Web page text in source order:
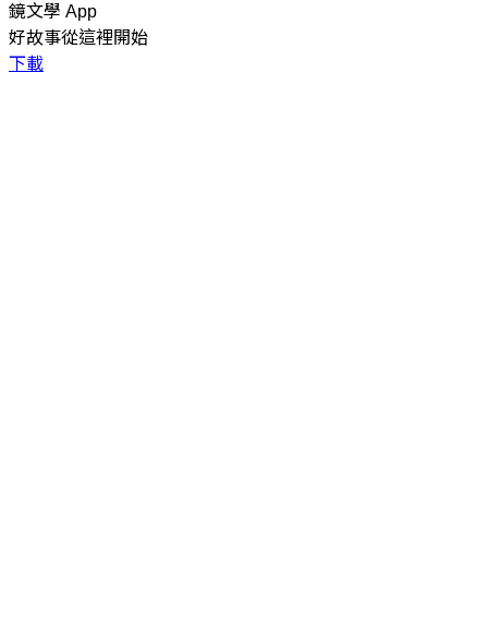
鏡文學 App
好故事從這裡開始
下載